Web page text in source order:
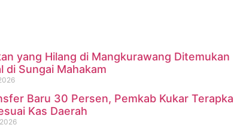
yang Hilang di Mangkurawang Ditemukan
di Sungai Mahakam
Baru 30 Persen, Pemkab Kukar
Kas Daerah
Hilang di